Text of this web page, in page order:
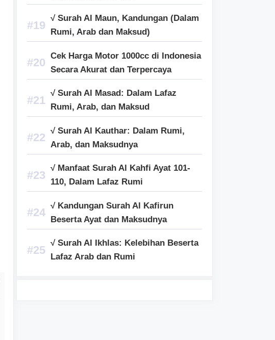
√ Surah Al Maun, Kandungan (Dalam
Rumi, Arab dan Maksud)
Cek Harga Motor 1000cc di Indonesia
Secara Akurat dan Terpercaya
√ Surah Al Masad: Dalam Lafaz
Rumi, Arab, dan Maksud
√ Surah Al Kauthar: Dalam Rumi,
Arab, dan Maksudnya
√ Manfaat Surah Al Kahfi Ayat 101-
110, Dalam Lafaz Rumi
√ Kandungan Surah Al Kafirun
Beserta Ayat dan Maksudnya
√ Surah Al Ikhlas: Kelebihan Beserta
Lafaz Arab dan Rumi